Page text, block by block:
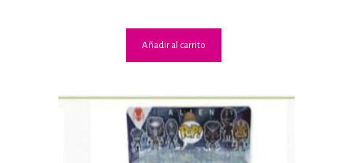
Añadir al carrito